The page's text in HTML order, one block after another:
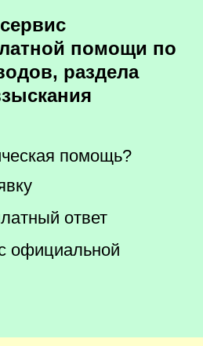
помощи по
раздела
помощь?
ответ
официальной